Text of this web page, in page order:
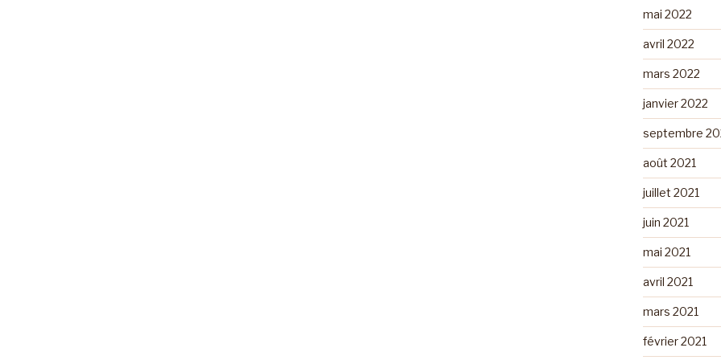
mai 2022
avril 2022
mars 2022
janvier 2022
septembre
août 2021
juillet 2021
juin 2021
mai 2021
avril 2021
mars 2021
février 2021